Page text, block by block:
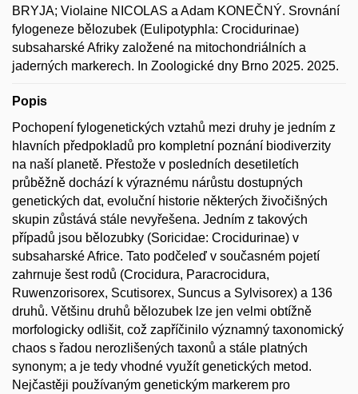
BRYJA; Violaine NICOLAS a Adam KONEČNÝ. Srovnání
fylogeneze bělozubek (Eulipotyphla: Crocidurinae)
subsaharské Afriky založené na mitochondriálních a
jaderných markerech. In Zoologické dny Brno 2025. 2025.
Popis
Pochopení fylogenetických vztahů mezi druhy je jedním z
hlavních předpokladů pro kompletní poznání biodiverzity
na naší planetě. Přestože v posledních desetiletích
průběžně dochází k výraznému nárůstu dostupných
genetických dat, evoluční historie některých živočišných
skupin zůstává stále nevyřešena. Jedním z takových
případů jsou bělozubky (Soricidae: Crocidurinae) v
subsaharské Africe. Tato podčeleď v současném pojetí
zahrnuje šest rodů (Crocidura, Paracrocidura,
Ruwenzorisorex, Scutisorex, Suncus a Sylvisorex) a 136
druhů. Většinu druhů bělozubek lze jen velmi obtížně
morfologicky odlišit, což zapříčinilo významný taxonomický
chaos s řadou nerozlišených taxonů a stále platných
synonym; a je tedy vhodné využít genetických metod.
Nejčastěji používaným genetickým markerem pro